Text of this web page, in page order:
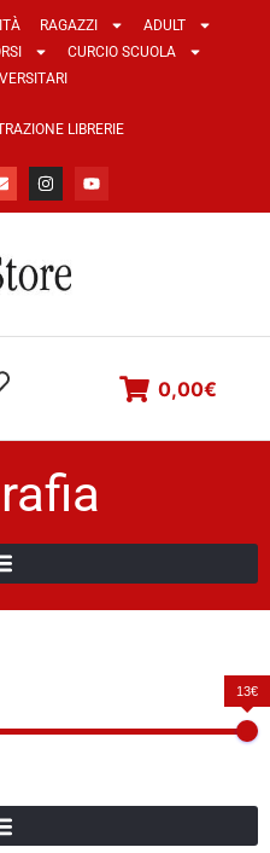
RAGAZZI
ADULT
CURCIO SCUOLA
LIBRERIE
0,00€
13€